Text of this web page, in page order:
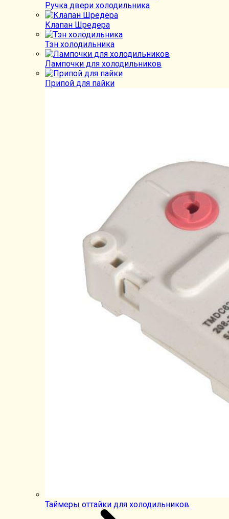
Ручка двери холодильника
Клапан Шредера
Тэн холодильника
Лампочки для холодильников
Припой для пайки
Таймеры оттайки для холодильников